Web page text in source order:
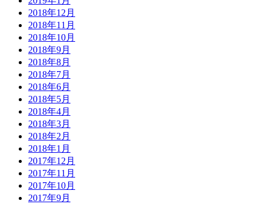
2018年12月
2018年11月
2018年10月
2018年9月
2018年8月
2018年7月
2018年6月
2018年5月
2018年4月
2018年3月
2018年2月
2018年1月
2017年12月
2017年11月
2017年10月
2017年9月